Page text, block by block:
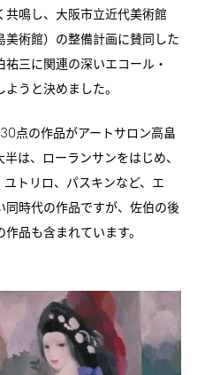
共鳴し、大阪市立近代美術館
美術館）の整備計画に賛同した
三に関連の深いエコール・
うと決めました。
点の作品がアートサロン高畠
は、ローランサンをはじめ、
トリロ、パスキンなど、エ
同時代の作品ですが、佐伯の後
品も含まれています。